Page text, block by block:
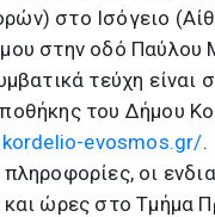
στο Ισόγειο
στην οδό Παύλου
τεύχη
του Δήμου
evosmos.gr/.
οι
και ώρες στο Τμήμα